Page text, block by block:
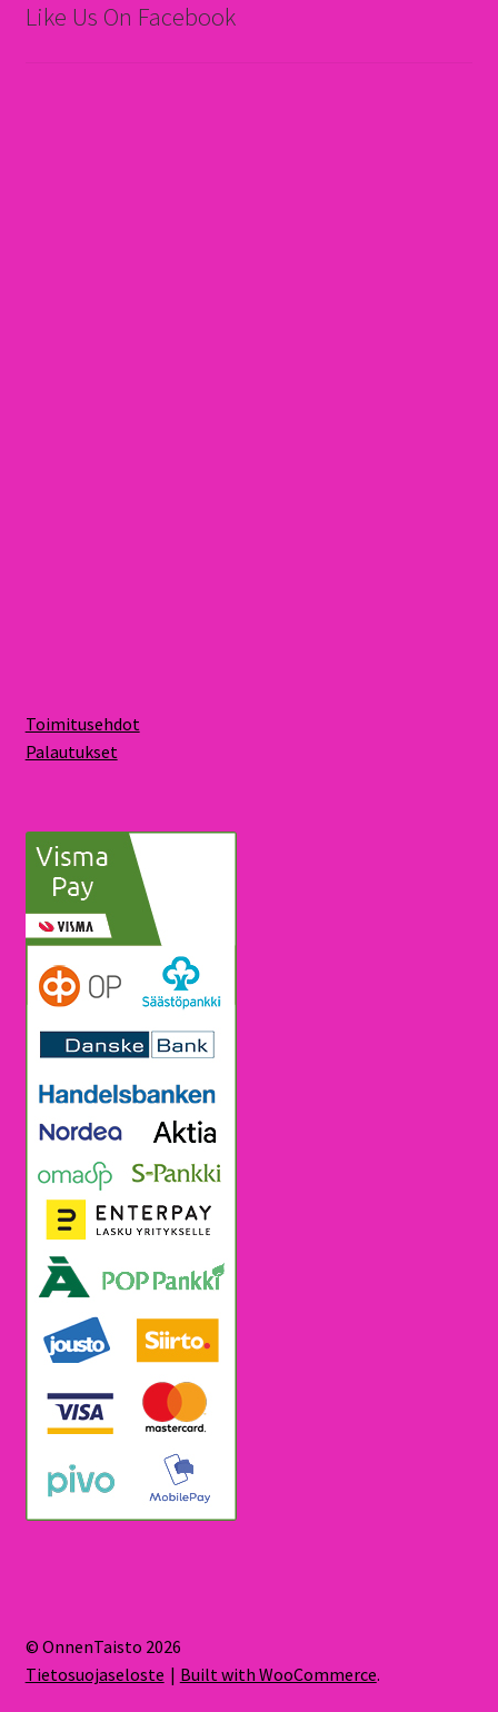
Like Us On Facebook
Toimitusehdot
Palautukset
© OnnenTaisto 2026
Tietosuojaseloste
Built with WooCommerce.